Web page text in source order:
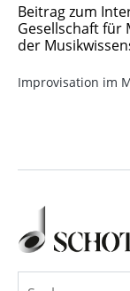
Beitrag zum
Gesellschaft für
der
Improvisation im